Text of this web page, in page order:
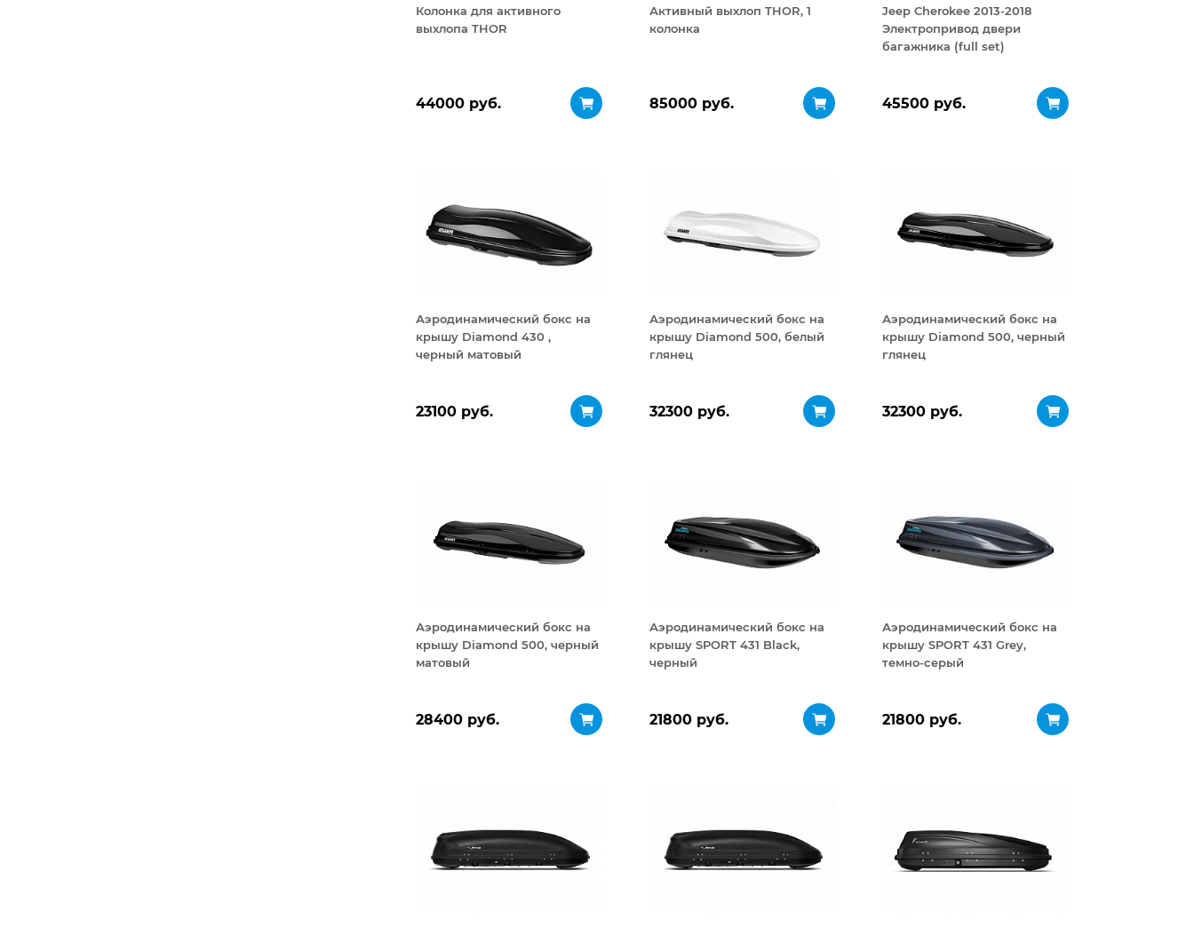
Колонка для активного
выхлопа THOR
44000 руб.
Активный выхлоп THOR, 1
колонка
85000 руб.
Jeep Cherokee 2013-2018
Электропривод двери
багажника (full set)
45500 руб.
Аэродинамический бокс на
крышу Diamond 430 ,
черный матовый
23100 руб.
Аэродинамический бокс на
крышу Diamond 500, белый
глянец
32300 руб.
Аэродинамический бокс на
крышу Diamond 500, черный
глянец
32300 руб.
Аэродинамический бокс на
крышу Diamond 500, черный
матовый
28400 руб.
Аэродинамический бокс на
крышу SPORT 431 Black,
черный
21800 руб.
Аэродинамический бокс на
крышу SPORT 431 Grey,
темно-серый
21800 руб.